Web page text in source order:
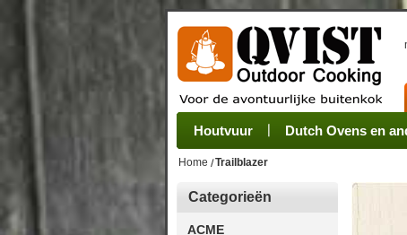
Houtvuur Dutch Ovens en
Grillplaat & ijzers Pannen
Oogsten Verwerken
Sets Stoves Camping
Home Trailblazer
Categorieën
ACME